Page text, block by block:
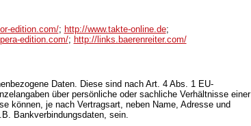
edition.com/; http://www.takte-online.de;
edition.com/; http://links.baerenreiter.com/
Daten. Diese sind nach Art. 4 Abs. 1 EU-
über persönliche oder sachliche Verhältnisse einer
können, je nach Vertragsart, neben Name, Adresse und
Bankverbindungsdaten, sein.